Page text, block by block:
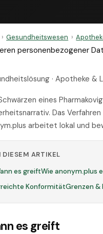
› Gesundheitswesen ›
personenbezogener
· Apotheke &
eines
Das
arbeitet lokal und
DIESEM ARTIKEL
es greiftWie anonym.plus
KonformitätGrenzen &
es greift